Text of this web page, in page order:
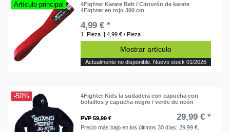
Artículo principal
4Fighter Karate Belt / Cinturón de karate
4Fighter en rojo 300 cm
4,99 € *
1 Pieza | 4,99 € / Pieza
Mostrar artículo
Actualmente no disponible. Nuevo stock 01/2026
-50%
4Fighter Kids la sudadera con capucha con
bolsillos y capucha negro / verde de neón
PVP 59,99 € 29,99 € *
Precio más bajo en los últimos 30 días:29,99 €